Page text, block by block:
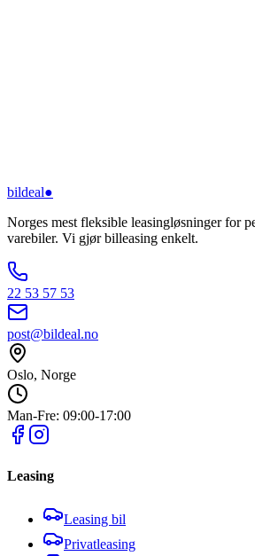
bildeal●
Norges mest fleksible leasingløsninger for
varebiler. Vi gjør billeasing enkelt.
22 53 57 53
post@bildeal.no
Oslo, Norge
Man-Fre: 09:00-17:00
Leasing
Leasing bil
Privatleasing